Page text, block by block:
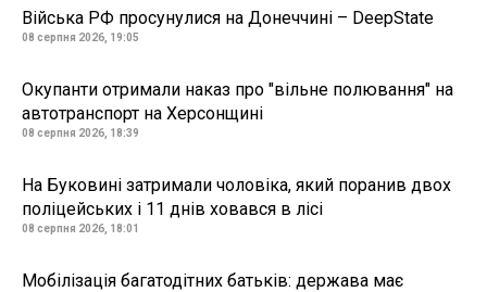
Війська РФ просунулися на Донеччині – DeepState
08 серпня 2026, 19:05
Окупанти отримали наказ про "вільне полювання" на
автотранспорт на Херсонщині
08 серпня 2026, 18:39
На Буковині затримали чоловіка, який поранив двох
поліцейських і 11 днів ховався в лісі
08 серпня 2026, 18:01
Мобілізація багатодітних батьків: держава має